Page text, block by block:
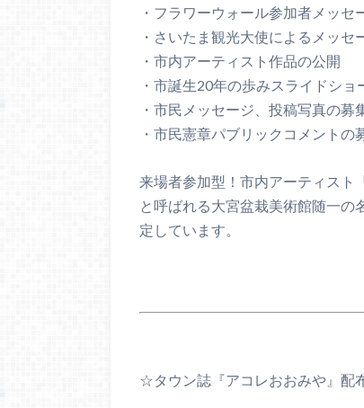
・フラワーウォール参加者メッセ
・さいたま観光大使によるメッセ
・市内アーティスト作品の公開
・市誕生20年の歩みスライドショ
・市民メッセージ、投稿写真の募
・市民憲章パブリックコメントの
来場者参加型！市内アーティスト
と呼ばれる大宮盆栽美術館随一
定しています。
☆タウン誌『アコレおおみや』配